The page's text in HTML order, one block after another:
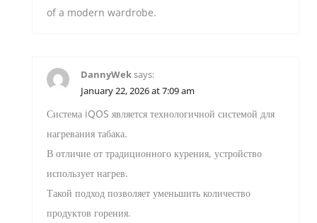
of a modern wardrobe.
DannyWeksays:
January 22, 2026 at 7:09 am
Система iQOS является технологичной системой для
нагревания табака.
В отличие от традиционного курения, устройство
использует нагрев.
Такой подход позволяет уменьшить количество
продуктов горения.